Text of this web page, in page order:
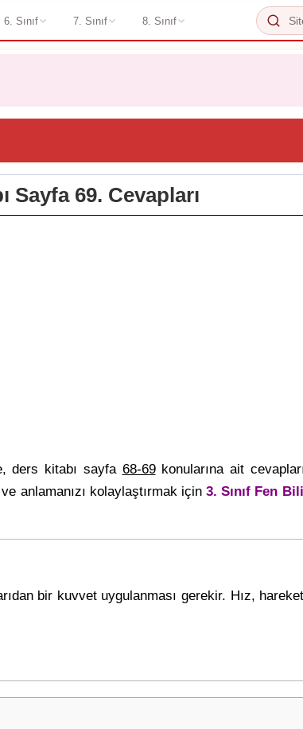
6. Sınıf 7. Sınıf 8. Sınıf
Sayfa 69. Cevapları
ders kitabı sayfa 68-69konularına ait
anlamanızı kolaylaştırmak için3. Sınıf Fen
bir kuvvet uygulanması gerekir. Hız,